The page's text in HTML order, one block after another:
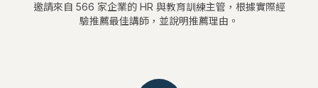
邀請來自 566 家企業的 HR 與教育訓練主管，根據實際經
驗推薦最佳講師，並說明推薦理由。